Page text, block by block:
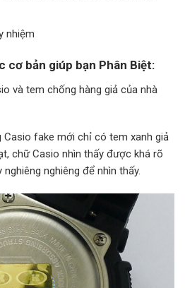
nhiệm
cơ bản giúp bạn Phân Biệt:
và tem chống hàng giả của nhà
Casio fake mới chỉ có tem xanh giả
chữ Casio nhìn thấy được khá rõ
nghiêng để nhìn thấy.